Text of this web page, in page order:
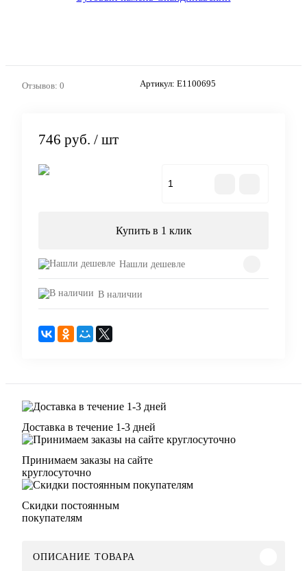
Отзывов: 0 Артикул: E1100695
746 руб. / шт
Купить в 1 клик
Нашли дешевле
В наличии
Доставка в течение 1-3 дней
Принимаем заказы на сайте
круглосуточно
Скидки постоянным
покупателям
ОПИСАНИЕ ТОВАРА